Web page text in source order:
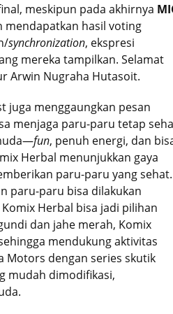
meskipun pada akhirnya
mendapatkan hasil voting
synchronization, ekspresi
mereka tampilkan. Selamat
Arwin Nugraha Hutasoit.
juga menggaungkan pesan
menjaga paru-paru tetap
fun, penuh energi, dan
Herbal menunjukkan gaya
paru-paru yang sehat.
paru-paru bisa dilakukan
Herbal bisa jadi pilihan
dan jahe merah, Komix
mendukung aktivitas
Motors dengan series skutik
mudah dimodifikasi,